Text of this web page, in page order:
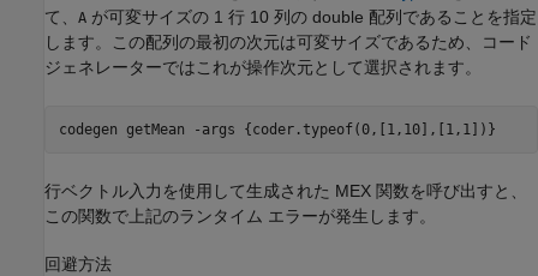
て、 A が可変サイズの 1 行 10 列の double 配列であることを指定
します。この配列の最初の次元は可変サイズであるため、コード
ジェネレーターではこれが操作次元として選択されます。
codegen getMean -args {coder.typeof(0,[1,10],[1,1])}
行ベクトル入力を使用して生成された MEX 関数を呼び出すと、
この関数で上記のランタイム エラーが発生します。
回避方法